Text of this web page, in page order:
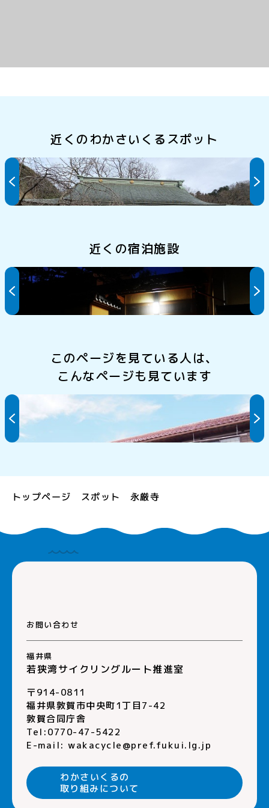
トップページ スポット 永厳寺
近くのわかさいくるスポット
永覚寺
近くの宿泊施設
あみや旅館
このページを見ている人は、
こんなページも見ています
お問い合わせ
福井県
若狭湾サイクリングルート推進室
〒914-0811
福井県敦賀市中央町1丁目7-42
敦賀合同庁舎
Tel:0770-47-5422
E-mail: wakacycle@pref.fukui.lg.jp
わかさいくるの
取り組みについて